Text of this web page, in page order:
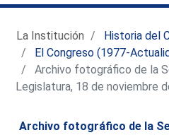
La Institución
Historia del
El Congreso (1977-
Archivo fotográfico de la
Legislatura, 18 de noviembre
Archivo fotográfico de la